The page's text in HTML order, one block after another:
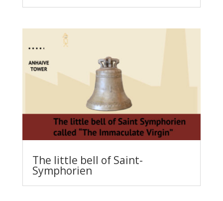
The little bell of Saint-
Symphorien